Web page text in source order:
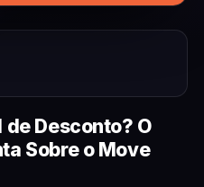
de Desconto? O
Sobre o Move